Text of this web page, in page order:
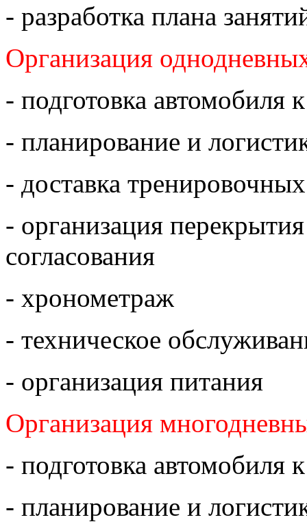
- разработка плана
Организация
- подготовка автомобиля
- планирование и
- доставка
- организация
согласования
- хронометраж
- техническое
- организация питания
Организация
- подготовка автомобиля
- планирование и